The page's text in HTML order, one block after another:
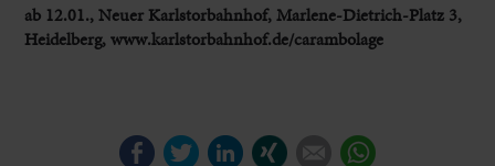
ab 12.01., Neuer Karlstorbahnhof, Marlene-Dietrich-Platz 3,
Heidelberg, www.karlstorbahnhof.de/carambolage
FacebookTwitterLinkedIn E-mail